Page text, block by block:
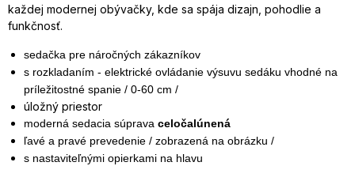
každej modernej obývačky, kde sa spája dizajn, pohodlie a
funkčnosť.
sedačka pre náročných zákazníkov
s rozkladaním - elektrické ovládanie výsuvu sedáku vhodné na
príležitostné spanie / 0-60 cm /
úložný priestor
moderná sedacia súprava celočalúnená
ľavé a pravé prevedenie / zobrazená na obrázku /
s nastaviteľnými opierkami na hlavu